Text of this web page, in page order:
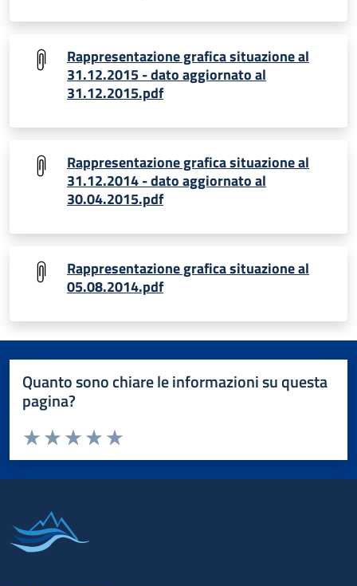
Rappresentazione grafica situazione al
31.12.2015 - dato aggiornato al
31.12.2015.pdf
Rappresentazione grafica situazione al
31.12.2014 - dato aggiornato al
30.04.2015.pdf
Rappresentazione grafica situazione al
05.08.2014.pdf
Quanto sono chiare le informazioni su questa
pagina?
Valuta da 1 a 5 stelle la pagina
Valuta 5 stelle su 5
Valuta 4 stelle su 5
Valuta 3 stelle su 5
Valuta 2 stelle su 5
Valuta 1 stelle su 5